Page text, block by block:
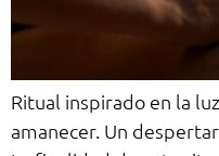
Ritual inspirado en la
amanecer. Un